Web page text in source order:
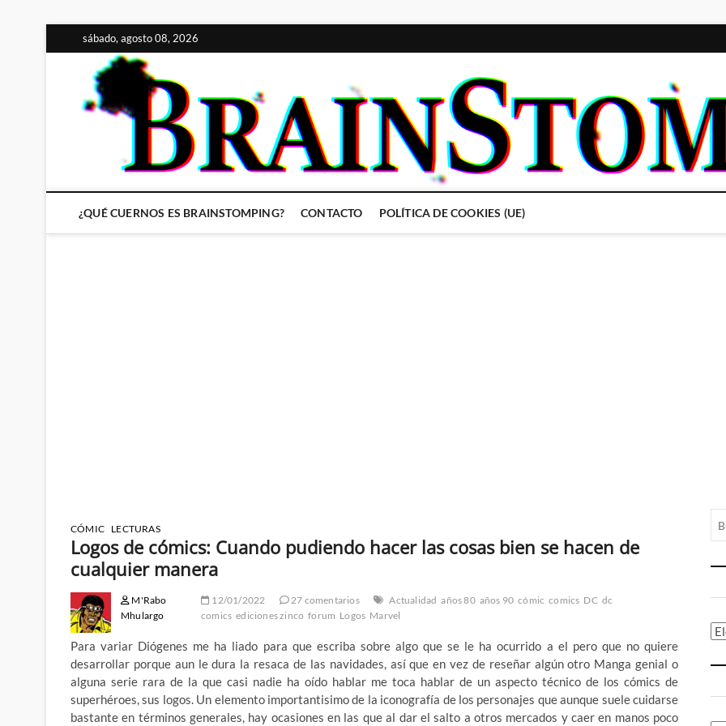
al
contenido
sábado, agosto 08, 2026
¿QUÉ CUERNOS ES BRAINSTOMPING? CONTACTO POLÍTICA DE COOKIES (UE)
CÓMIC LECTURAS
Logos de cómics: Cuando pudiendo hacer las cosas bien se hacen de
cualquier manera
M'Rabo
Mhulargo
12/01/2022 27 comentarios Actualidad años 80 años 90 cómic comics DC dc
comics ediciones zinco forum Logos Marvel
Para variar Diógenes me ha liado para que escriba sobre algo que se le ha ocurrido a el pero que no quiere
desarrollar porque aun le dura la resaca de las navidades, así que en vez de reseñar algún otro Manga genial o
alguna serie rara de la que casi nadie ha oído hablar me toca hablar de un aspecto técnico de los cómics de
superhéroes, sus logos. Un elemento importantisimo de la iconografía de los personajes que aunque suele cuidarse
bastante en términos generales, hay ocasiones en las que al dar el salto a otros mercados y caer en manos poco